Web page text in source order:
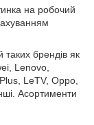
на робочий
брендів як
Lenovo,
LeTV, Oppo,
Асортименти